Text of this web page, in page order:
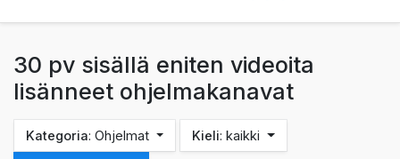
30 pv sisällä eniten videoita
lisänneet ohjelmakanavat
Kategoria: Ohjelmat Kieli: kaikki